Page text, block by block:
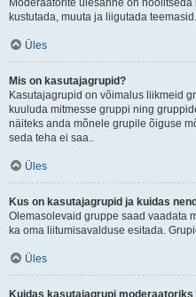
Moderaatorite ülesanne on
kustutada, muuta ja liigutada teemasid.
Üles
Mis on kasutajagrupid?
Kasutajagrupid on võimalus liikmeid
kuuluda mitmesse gruppi ning
näiteks anda mõnele grupile õiguse
seda teha ei saa..
Üles
Kus on kasutajagrupid ja kuidas
Olemasolevaid gruppe saad vaadata
ka oma liitumisavalduse esitada.
Üles
Kuidas kasutajagrupi moderaatoriks